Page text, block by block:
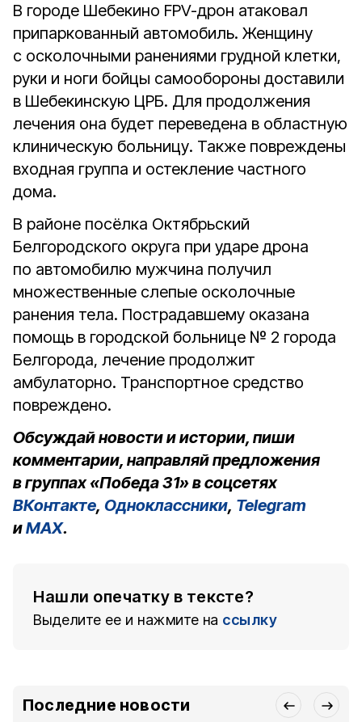
В городе Шебекино FPV-дрон атаковал
припаркованный автомобиль. Женщину
с осколочными ранениями грудной клетки,
руки и ноги бойцы самообороны доставили
в Шебекинскую ЦРБ. Для продолжения
лечения она будет переведена в областную
клиническую больницу. Также повреждены
входная группа и остекление частного
дома.
В районе посёлка Октябрьский
Белгородского округа при ударе дрона
по автомобилю мужчина получил
множественные слепые осколочные
ранения тела. Пострадавшему оказана
помощь в городской больнице № 2 города
Белгорода, лечение продолжит
амбулаторно. Транспортное средство
повреждено.
Обсуждай новости и истории, пиши
комментарии, направляй предложения
в группах «Победа 31» в соцсетях
ВКонтакте, Одноклассники, Telegram
иMAX.
Нашли опечатку в тексте?
Выделите ее и нажмите на ссылку
Последние новости